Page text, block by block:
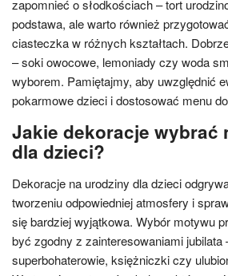
zapomnieć o słodkościach – tort
podstawa, ale warto również
ciasteczka w różnych kształtach.
– soki owocowe, lemoniady czy woda
wyborem. Pamiętajmy, aby uwzględnić
pokarmowe dzieci i dostosować menu
Jakie dekoracje wybrać
dla dzieci?
Dekoracje na urodziny dla dzieci
tworzeniu odpowiedniej atmosfery i
się bardziej wyjątkowa. Wybór motywu
być zgodny z zainteresowaniami jubilata
superbohaterowie, księżniczki czy